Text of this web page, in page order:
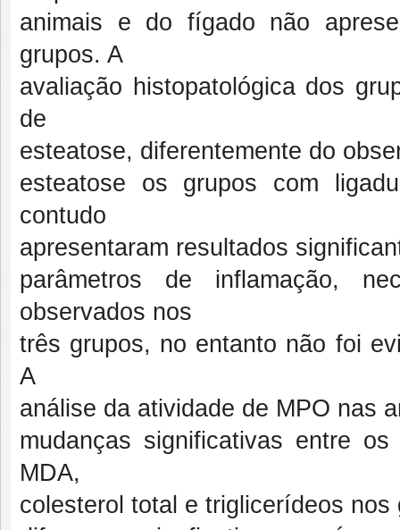
animais e do fígado não
grupos. A
avaliação histopatológica dos
de
esteatose, diferentemente do
esteatose os grupos com
contudo
apresentaram resultados
parâmetros de inflamação,
observados nos
três grupos, no entanto não foi
A
análise da atividade de MPO nas
mudanças significativas entre
MDA,
colesterol total e triglicerídeos